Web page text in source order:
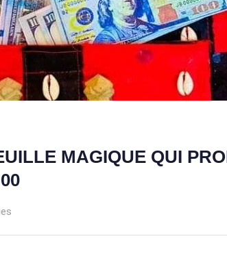
MAGIQUE QUI